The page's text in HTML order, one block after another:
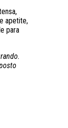
apetite,
para